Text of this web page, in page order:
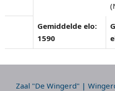
Gemiddelde elo:
1590
Zaal "De Wingerd" |